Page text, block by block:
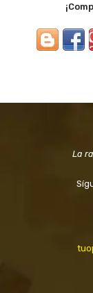
La